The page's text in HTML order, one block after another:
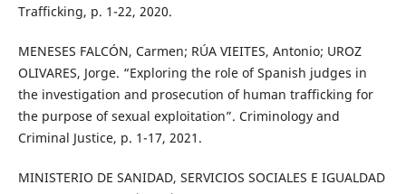
Trafficking, p. 1-22, 2020.
MENESES FALCÓN, Carmen; RÚA VIEITES, Antonio; UROZ
OLIVARES, Jorge. “Exploring the role of Spanish judges in
the investigation and prosecution of human trafficking for
the purpose of sexual exploitation”. Criminology and
Criminal Justice, p. 1-17, 2021.
MINISTERIO DE SANIDAD, SERVICIOS SOCIALES E IGUALDAD